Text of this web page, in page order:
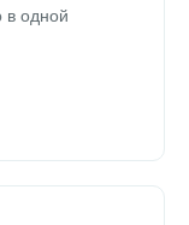
в одной